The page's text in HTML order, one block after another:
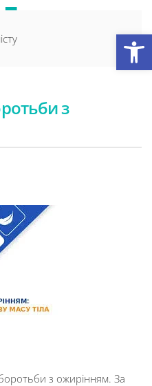
з
з ожирінням. За